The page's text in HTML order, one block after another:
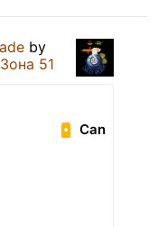
by
51
Can